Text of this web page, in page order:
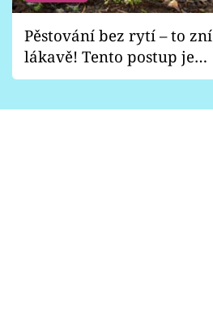
Pěstování bez rytí – to zní
lákavě! Tento postup je
vhodný jen pro některé